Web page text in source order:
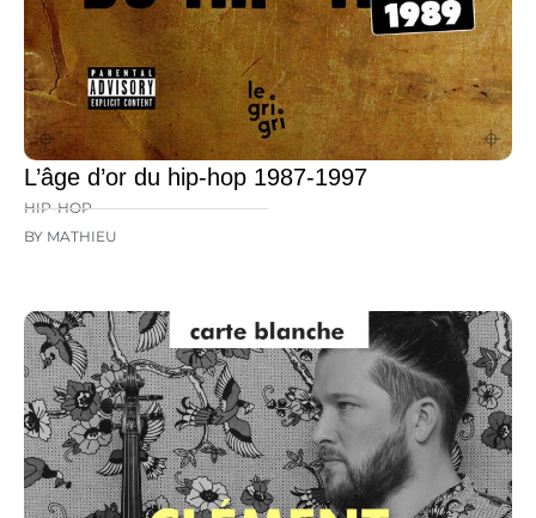
L’âge d’or du hip-hop 1987-1997
HIP-HOP
BY MATHIEU